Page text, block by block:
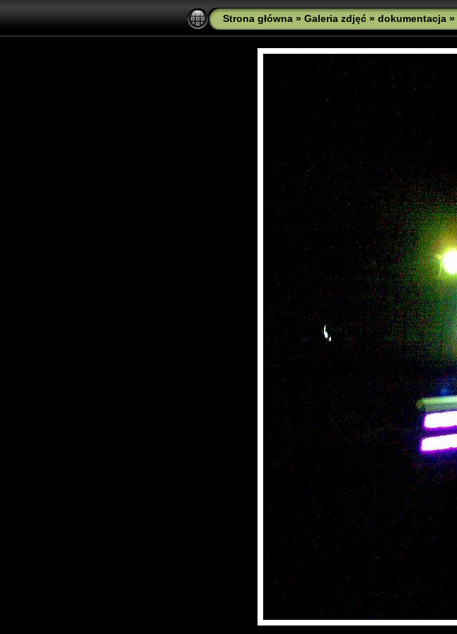
Strona główna » Galeria zdjęć » dokumentacja »